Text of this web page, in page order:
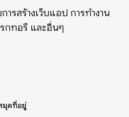
รสร้างเว็บแอป การทำงาน
กทอรี และอื่นๆ
มุดที่อยู่